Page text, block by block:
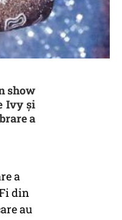
show
Ivy și
a
a
din
au